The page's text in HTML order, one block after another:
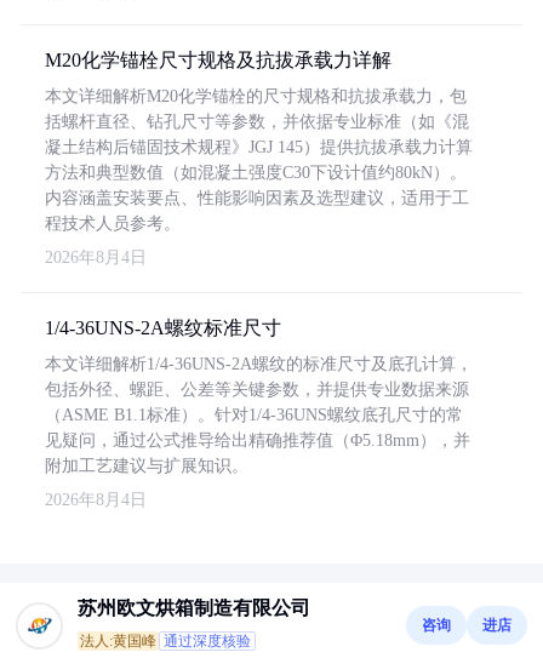
M20化学锚栓尺寸规格及抗拔承载力详解
本文详细解析M20化学锚栓的尺寸规格和抗拔承载力，包
括螺杆直径、钻孔尺寸等参数，并依据专业标准（如《混
凝土结构后锚固技术规程》JGJ 145）提供抗拔承载力计算
方法和典型数值（如混凝土强度C30下设计值约80kN）。
内容涵盖安装要点、性能影响因素及选型建议，适用于工
程技术人员参考。
2026年8月4日
1/4-36UNS-2A螺纹标准尺寸
本文详细解析1/4-36UNS-2A螺纹的标准尺寸及底孔计算，
包括外径、螺距、公差等关键参数，并提供专业数据来源
（ASME B1.1标准）。针对1/4-36UNS螺纹底孔尺寸的常
见疑问，通过公式推导给出精确推荐值（Φ5.18mm），并
附加工艺建议与扩展知识。
2026年8月4日
苏州欧文烘箱制造有限公司
法人:黄国峰 通过深度核验
咨询 进店